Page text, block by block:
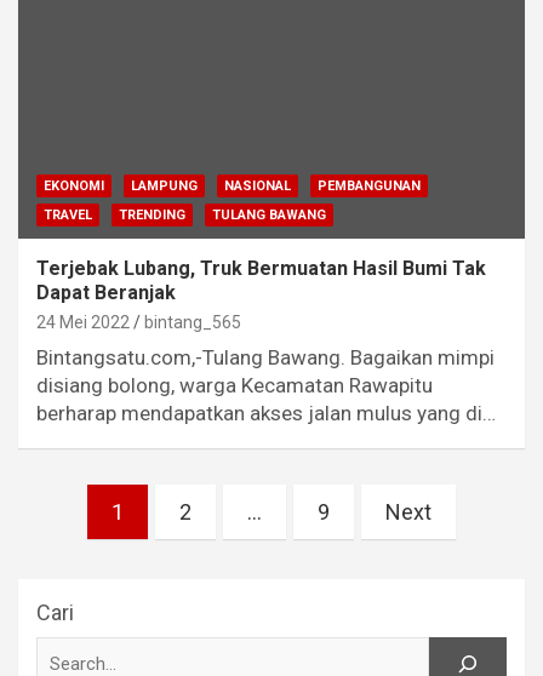
EKONOMI LAMPUNG NASIONAL
PEMBANGUNAN
TRAVEL
TRENDING TULANG BAWANG
Terjebak Lubang, Truk Bermuatan Hasil Bumi Tak
Dapat Beranjak
24 Mei 2022 bintang_565
Bintangsatu.com,-Tulang Bawang. Bagaikan mimpi
disiang bolong, warga Kecamatan Rawapitu
berharap mendapatkan akses jalan mulus yang di…
Paginasi
1 2 … 9 Next
Cari